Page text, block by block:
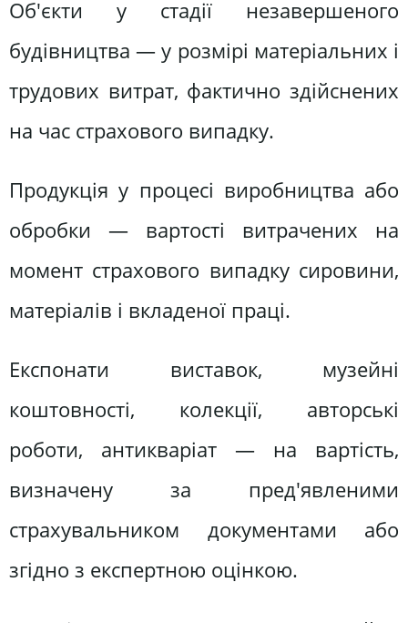
Об'єкти у стадії незавершеного
будівництва — у розмірі матеріальних і
трудових витрат, фактично здійснених
на час страхового випадку.
Продукція у процесі виробництва або
обробки — вартості витрачених на
момент страхового випадку сировини,
матеріалів і вкладеної праці.
Експонати виставок, музейні
коштовності, колекції, авторські
роботи, антикваріат — на вартість,
визначену за пред'явленими
страхувальником документами або
згідно з експертною оцінкою.